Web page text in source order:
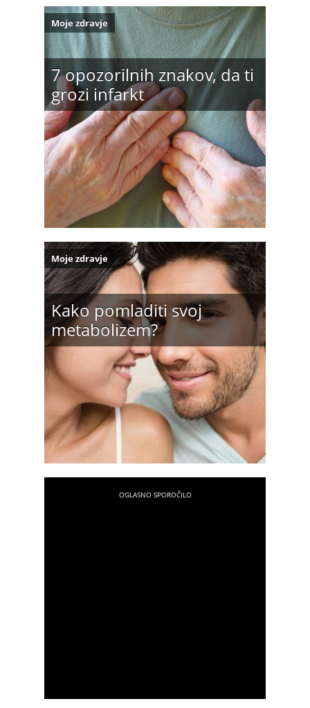
7 opozorilnih znakov, da ti
grozi infarkt
Moje zdravje
Kako pomladiti svoj
metabolizem?
Moje zdravje